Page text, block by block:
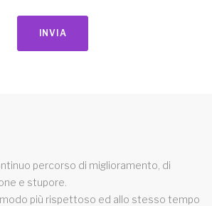
INVIA
percorso di miglioramento, di
e stupore.
più rispettoso ed allo stesso tempo